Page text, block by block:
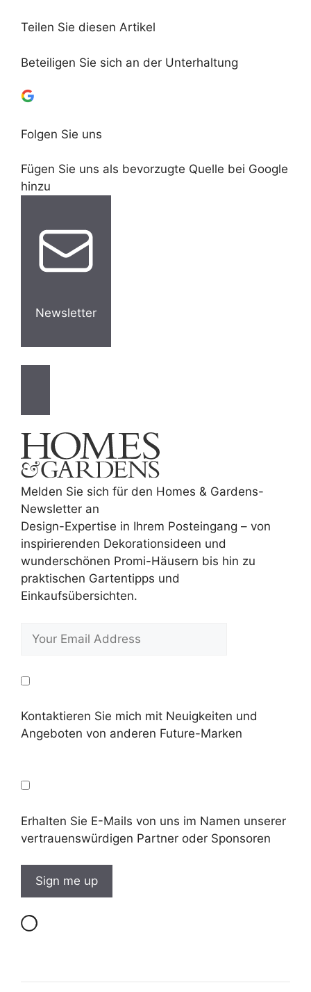
Teilen Sie diesen Artikel
Beteiligen Sie sich an der Unterhaltung
Folgen Sie uns
Fügen Sie uns als bevorzugte Quelle bei Google
hinzu
Newsletter
Melden Sie sich für den Homes & Gardens-
Newsletter an
Design-Expertise in Ihrem Posteingang – von
inspirierenden Dekorationsideen und
wunderschönen Promi-Häusern bis hin zu
praktischen Gartentipps und
Einkaufsübersichten.
Kontaktieren Sie mich mit Neuigkeiten und
Angeboten von anderen Future-Marken
Erhalten Sie E-Mails von uns im Namen unserer
vertrauenswürdigen Partner oder Sponsoren